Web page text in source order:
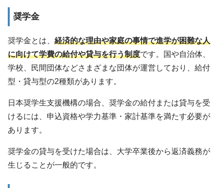
奨学金
奨学金とは、 経済的な理由や家庭の事情で進学が困難な人
に向けて学費の給付や貸与を行う制度です。国や自治体、
学校、民間団体などさまざまな団体が運営しており、給付
型・貸与型の2種類があります。
日本奨学生支援機構の場合、奨学金の給付または貸与を受
けるには、申込資格や学力基準・家計基準を満たす必要が
あります。
奨学金の貸与を受けた場合は、大学卒業後から返済義務が
生じることが一般的です。